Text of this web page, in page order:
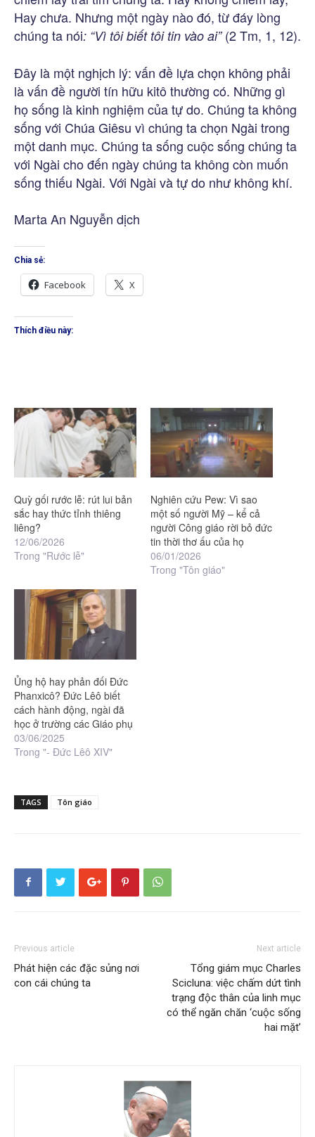
Hay chưa. Nhưng một ngày nào đó, từ đáy lòng
chúng ta nói: “Vì tôi biết tôi tin vào ai”(2 Tm, 1, 12).
Đây là một nghịch lý: vấn đề lựa chọn không phải
là vấn đề người tín hữu kitô thường có. Những gì
họ sống là kinh nghiệm của tự do. Chúng ta không
sống với Chúa Giêsu vì chúng ta chọn Ngài trong
một danh mục. Chúng ta sống cuộc sống chúng ta
với Ngài cho đến ngày chúng ta không còn muốn
sống thiếu Ngài. Với Ngài và tự do như không khí.
Marta An Nguyễn dịch
Chia sẻ:
Facebook X
Thích điều này:
Quỳ gối rước lễ: rút lui bản
sắc hay thức tỉnh thiêng
liêng?
12/06/2026
Trong "Rước lễ"
Nghiên cứu Pew: Vì sao
một số người Mỹ – kể cả
người Công giáo rời bỏ đức
tin thời thơ ấu của họ
06/01/2026
Trong "Tôn giáo"
Ủng hộ hay phản đối Đức
Phanxicô? Đức Lêô biết
cách hành động, ngài đã
học ở trường các Giáo phụ
03/06/2025
Trong "- Đức Lêô XIV"
TAGS Tôn giáo
Previous article
Phát hiện các đặc sủng nơi
con cái chúng ta
Next article
Tổng giám mục Charles
Scicluna: việc chấm dứt tình
trạng độc thân của linh mục
có thể ngăn chăn ‘cuộc sống
hai mặt’